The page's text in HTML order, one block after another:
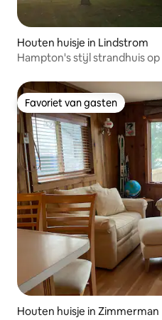
Houten huisje in Lindstrom
Hampton's stijl strandhuis
Favoriet van gasten
Favoriet van gasten
Houten huisje in Zimmerman